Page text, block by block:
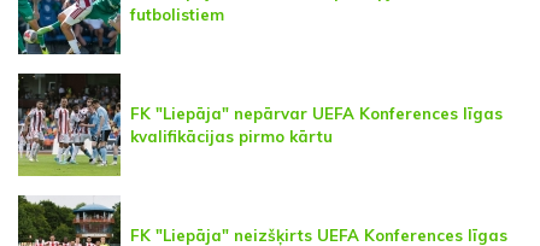
futbolistiem
FK "Liepāja" nepārvar UEFA Konferences līgas
kvalifikācijas pirmo kārtu
FK "Liepāja" neizšķirts UEFA Konferences līgas